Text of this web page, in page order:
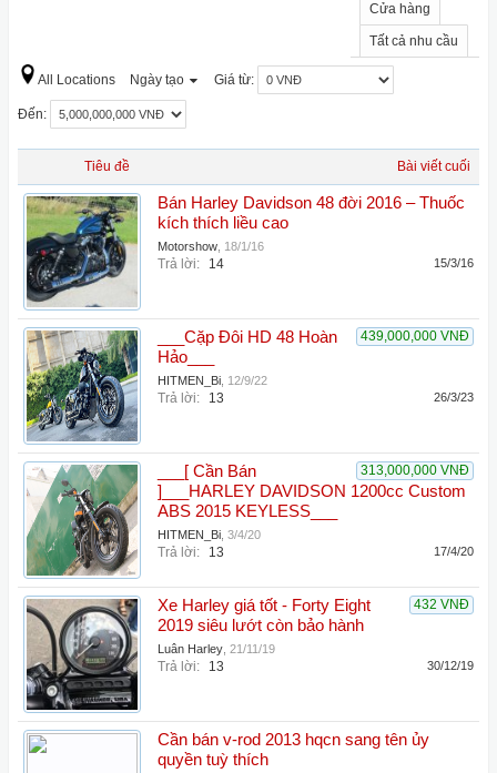
Cửa hàng
Tất cả nhu cầu
All Locations Ngày tạo Giá từ:
Đến:
Tiêu đề Bài viết cuối
Bán Harley Davidson 48 đời 2016 – Thuốc
kích thích liều cao
Motorshow 18/1/16
Trả lời: 14 15/3/16
439,000,000 VNĐ
___Cặp Đôi HD 48 Hoàn
Hảo___
HITMEN_Bi 12/9/22
Trả lời: 13 26/3/23
313,000,000 VNĐ
___[ Cần Bán
]___HARLEY DAVIDSON 1200cc Custom
ABS 2015 KEYLESS___
HITMEN_Bi 3/4/20
Trả lời: 13 17/4/20
432 VNĐ
Xe Harley giá tốt - Forty Eight
2019 siêu lướt còn bảo hành
Luân Harley 21/11/19
Trả lời: 13 30/12/19
Cần bán v-rod 2013 hqcn sang tên ủy
quyền tuỳ thích